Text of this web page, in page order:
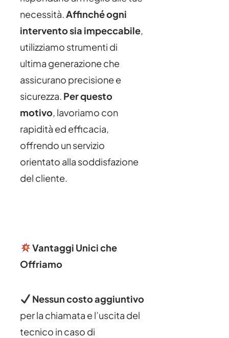
necessità.Affinché ogni
intervento sia impeccabile,
utilizziamo strumenti di
ultima generazione che
assicurano precisione e
sicurezza. Per questo
motivo, lavoriamo con
rapidità ed efficacia,
offrendo un servizio
orientato alla soddisfazione
del cliente.
Vantaggi Unici che
Offriamo
Nessun costo aggiuntivo
per la chiamata e l’uscita del
tecnico in caso di